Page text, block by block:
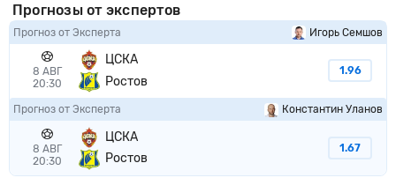
Прогнозы от экспертов
Прогноз от Эксперта Игорь Семшов
8 АВГ
20:30
ЦСКА
Ростов
1.96
Прогноз от Эксперта Константин Уланов
8 АВГ
20:30
ЦСКА
Ростов
1.67